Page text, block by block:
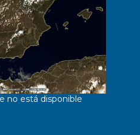
no está disponible